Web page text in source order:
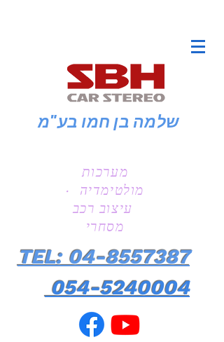
שלמה בן חמו בע"מ
מערכות
מולטימדיה ·
עיצוב רכב
מסחרי
TEL: 04-8557387
054-5240004